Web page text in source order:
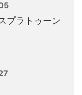
プラトゥーン